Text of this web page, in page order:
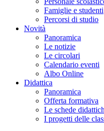
Famiglie e studenti
Percorsi di studio
Novità
Panoramica
Le notizie
Le circolari
Calendario eventi
Albo Online
Didattica
Panoramica
Offerta formativa
Le schede
I progetti delle